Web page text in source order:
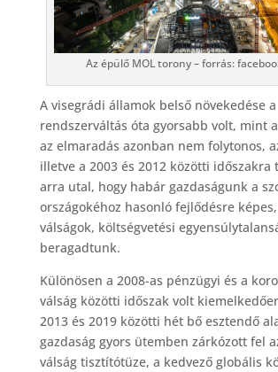
Az épülő MOL torony – forrás:
A visegrádi államok belső növekedése a
rendszerváltás óta gyorsabb volt, mint
az elmaradás azonban nem folytonos,
illetve a 2003 és 2012 közötti időszakra
arra utal, hogy habár gazdaságunk a
országokéhoz hasonló fejlődésre
válságok, költségvetési
beragadtunk.
Különösen a 2008-as pénzügyi és a
válság közötti időszak volt
2013 és 2019 közötti hét bő esztendő
gazdaság gyors ütemben zárkózott fel
válság tisztítótüze, a kedvező globális